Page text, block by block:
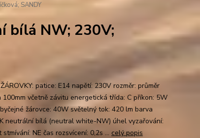
SANDY
bílá NW; 230V;
patice: E14 napětí: 230V rozměr: průměr
100mm včetně závitu energetická třída: C příkon: 5W
žárovce: 40W světelný tok: 420 lm barva
neutrální bílá (neutral white-NW) úhel vyzařování:
stmívání: NE čas rozsvícení: 0,2s ... celý popis